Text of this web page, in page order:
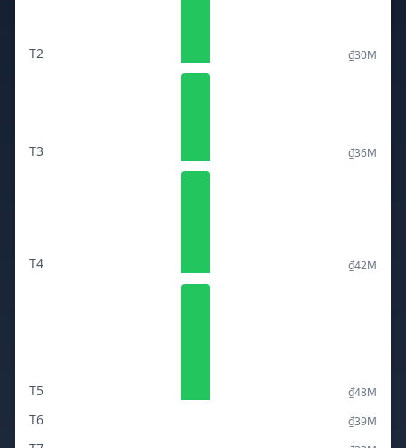
T2 ₫30M
T3 ₫36M
T4 ₫42M
T5 ₫48M
T6 ₫39M